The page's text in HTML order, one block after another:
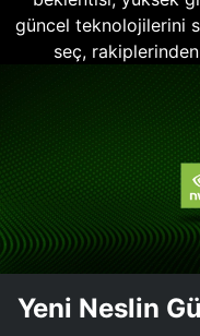
güncel teknolojilerini
seç,
Yeni Neslin